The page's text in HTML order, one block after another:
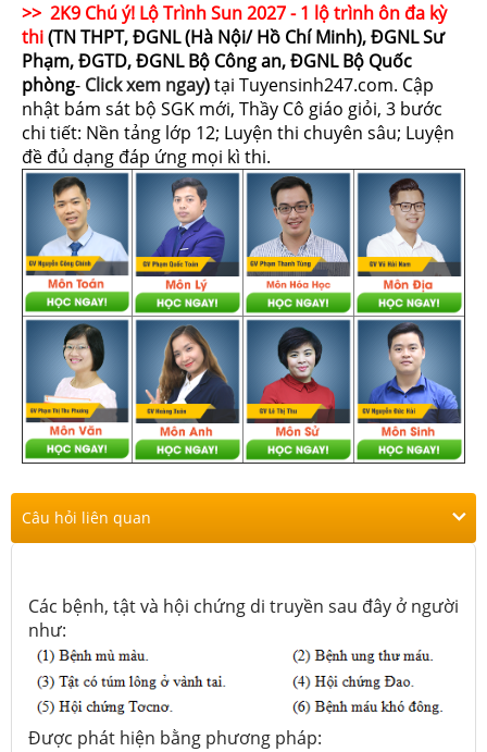
>> 2K9 Chú ý! Lộ Trình Sun 2027 - 1 lộ trình ôn đa kỳ
thi(TN THPT, ĐGNL (Hà Nội/ Hồ Chí Minh), ĐGNL Sư
Phạm, ĐGTD, ĐGNL Bộ Công an, ĐGNL Bộ Quốc
phòng- Click xem ngay)tại Tuyensinh247.com. Cập
nhật bám sát bộ SGK mới, Thầy Cô giáo giỏi, 3 bước
chi tiết: Nền tảng lớp 12; Luyện thi chuyên sâu; Luyện
đề đủ dạng đáp ứng mọi kì thi.
Câu hỏi liên quan
Các bệnh, tật và hội chứng di truyền sau đây ở người
như:
Được phát hiện bằng phương pháp: